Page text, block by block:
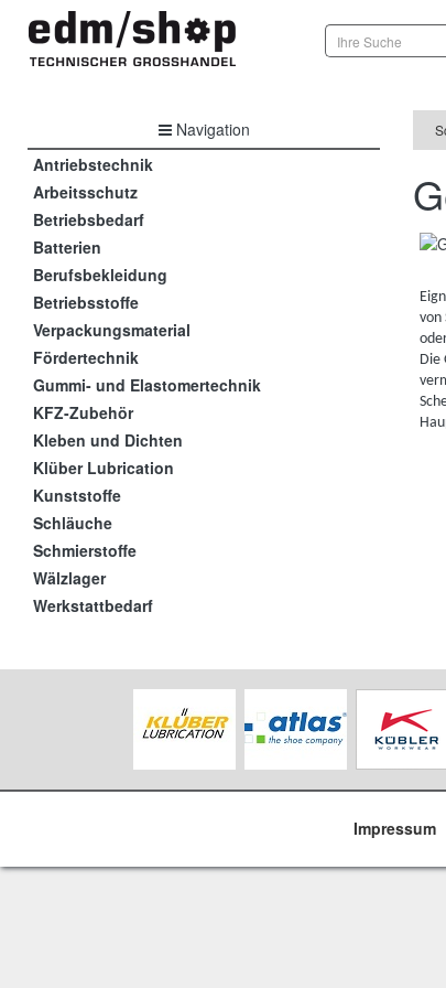
Navigation
Antriebstechnik
Arbeitsschutz
Betriebsbedarf
Batterien
Berufsbekleidung
Betriebsstoffe
Verpackungsmaterial
Fördertechnik
Gummi- und Elastomertechnik
KFZ-Zubehör
Kleben und Dichten
Klüber Lubrication
Kunststoffe
Schläuche
Schmierstoffe
Wälzlager
Werkstattbedarf
von
Die
Impressum